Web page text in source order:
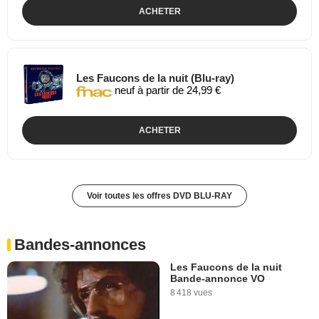
ACHETER
Les Faucons de la nuit (Blu-ray)
neuf à partir de 24,99 €
ACHETER
Voir toutes les offres DVD BLU-RAY
Bandes-annonces
Les Faucons de la nuit
Bande-annonce VO
8 418 vues